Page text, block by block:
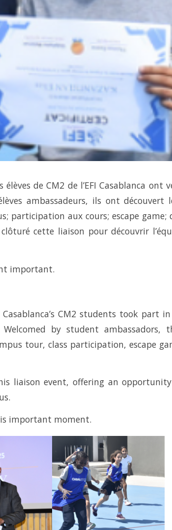
de CM2 de l’EFI Casablanca ont
ambassadeurs, ils ont découvert
participation aux cours; escape game;
cette liaison pour découvrir
important.
CM2 students took part
by student ambassadors,
tour, class participation, escape
liaison event, offering an
important moment.